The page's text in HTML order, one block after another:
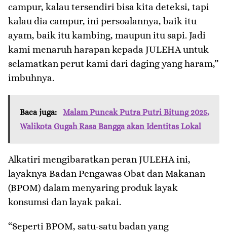
campur, kalau tersendiri bisa kita deteksi, tapi
kalau dia campur, ini persoalannya, baik itu
ayam, baik itu kambing, maupun itu sapi. Jadi
kami menaruh harapan kepada JULEHA untuk
selamatkan perut kami dari daging yang haram,”
imbuhnya.
Baca juga:
Malam Puncak Putra Putri Bitung 2025,
Walikota Gugah Rasa Bangga akan Identitas Lokal
Alkatiri mengibaratkan peran JULEHA ini,
layaknya Badan Pengawas Obat dan Makanan
(BPOM) dalam menyaring produk layak
konsumsi dan layak pakai.
“Seperti BPOM, satu-satu badan yang